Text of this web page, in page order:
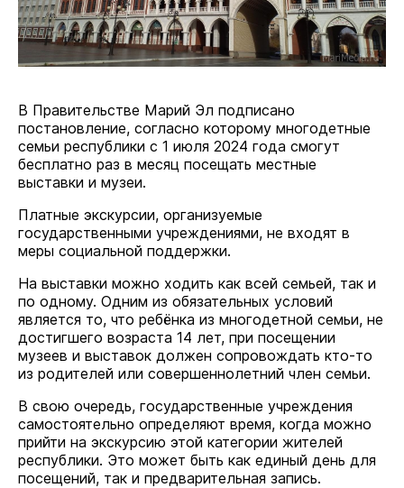
В Правительстве Марий Эл подписано
постановление, согласно которому многодетные
семьи республики с 1 июля 2024 года смогут
бесплатно раз в месяц посещать местные
выставки и музеи.
Платные экскурсии, организуемые
государственными учреждениями, не входят в
меры социальной поддержки.
На выставки можно ходить как всей семьей, так и
по одному. Одним из обязательных условий
является то, что ребёнка из многодетной семьи, не
достигшего возраста 14 лет, при посещении
музеев и выставок должен сопровождать кто-то
из родителей или совершеннолетний член семьи.
В свою очередь, государственные учреждения
самостоятельно определяют время, когда можно
прийти на экскурсию этой категории жителей
республики. Это может быть как единый день для
посещений, так и предварительная запись.